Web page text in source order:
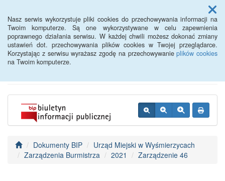
Nasz serwis wykorzystuje pliki cookies do przechowywania informacji na
Twoim komputerze. Są one wykorzystywane w celu zapewnienia
poprawnego działania serwisu. W każdej chwili możesz dokonać zmiany
ustawień dot. przechowywania plików cookies w Twojej przeglądarce.
Korzystając z serwisu wyrażasz zgodę na przechowywanieplików cookies
na Twoim komputerze.
Menu
BIP - Urząd Miejski
Wyśmierzyce
Dokumenty BIP
Urząd Miejski w Wyśmierzycach
Zarządzenia Burmistrza
2021 Zarządzenie 46